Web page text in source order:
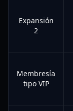
Expansión
2
Membresía
tipo VIP